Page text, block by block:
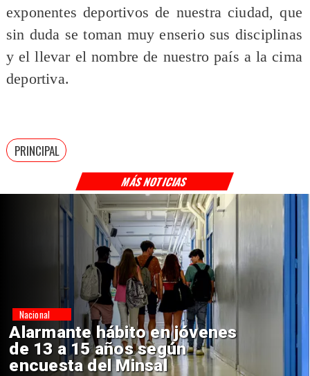
MÁS NOTICIAS
exponentes deportivos de nuestra ciudad, que
sin duda se toman muy enserio sus disciplinas
y el llevar el nombre de nuestro país a la cima
deportiva.
PRINCIPAL
Aprueban creación del Parque
Sebastián Piñera con inversión
de $4 mil millones
Regiones